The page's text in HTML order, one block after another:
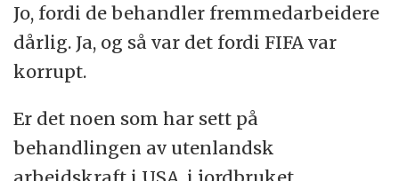
Jo, fordi de behandler fremmedarbeidere
dårlig. Ja, og så var det fordi FIFA var
korrupt.
Er det noen som har sett på
behandlingen av utenlandsk